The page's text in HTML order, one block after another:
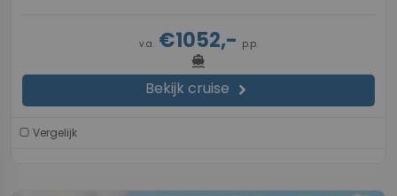
v.a. €1052,- p.p.
directions_boat
Bekijk cruise chevron_right
Vergelijk